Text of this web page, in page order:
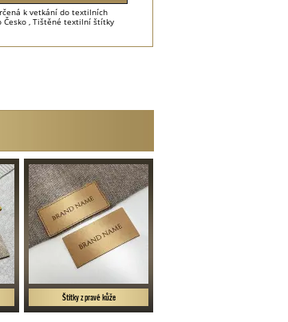
k vetkání do textilních
Česko , Tištěné textilní štítky
Štítky z pravé kůže